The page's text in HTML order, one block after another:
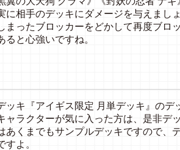
に相手のデッキにダメージを与えまし
まったブロッカーをどかして再度ブロ
ると心強いですね。
ッキ『アイギス限定 月単デッキ』のデ
ャラクターが気に入った方は、是非デ
あくまでもサンプルデッキですので、
すよ。